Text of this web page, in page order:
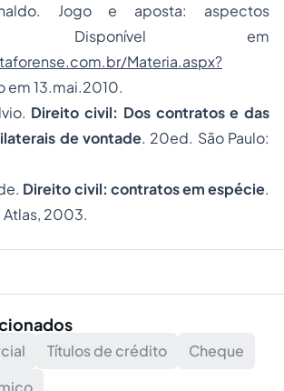
Jogo e aposta: aspectos
Disponível em
Materia.aspx?
em 13.mai.2010.
Direito civil: Dos contratos e das
de vontade. 20ed. São Paulo:
Direito civil: contratos em espécie.
Atlas, 2003.
Títulos de crédito
Cheque